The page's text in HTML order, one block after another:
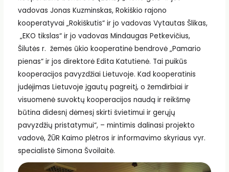
vadovas Jonas Kuzminskas, Rokiškio rajono
kooperatyvai „Rokiškutis“ ir jo vadovas Vytautas Šlikas,
„EKO tikslas“ ir jo vadovas Mindaugas Petkevičius,
Šilutės r. žemės ūkio kooperatinė bendrovė „Pamario
pienas“ ir jos direktorė Edita Katutienė. Tai puikūs
kooperacijos pavyzdžiai Lietuvoje. Kad kooperatinis
judėjimas Lietuvoje įgautų pagreitį, o žemdirbiai ir
visuomenė suvoktų kooperacijos naudą ir reikšmę
būtina didesnį dėmesį skirti švietimui ir gerųjų
pavyzdžių pristatymui“, – mintimis dalinasi projekto
vadovė, ŽŪR Kaimo plėtros ir informavimo skyriaus vyr.
specialistė Simona Švoilaitė.